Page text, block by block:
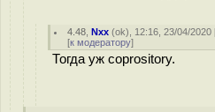
4.48 ,Nxx (ok), 12:16, 23/04/2020
[к модератору]
Тогда уж coprository.